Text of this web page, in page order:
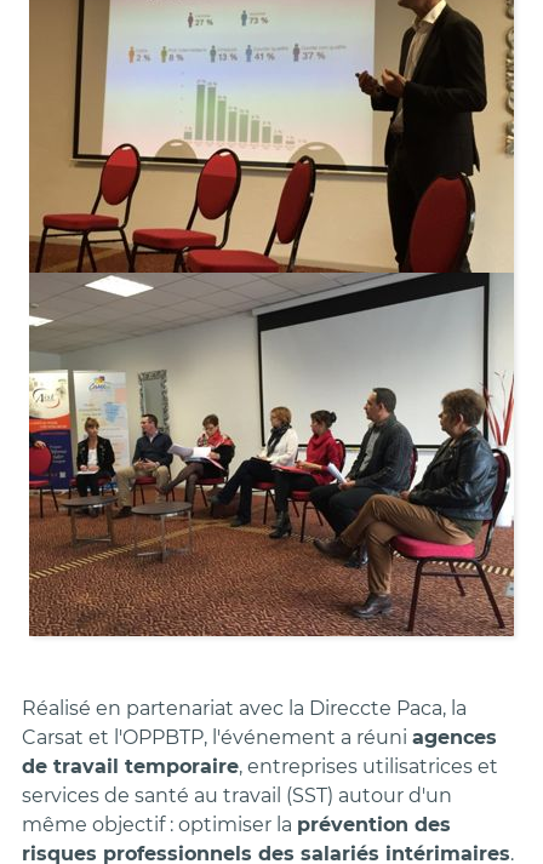
Réalisé en partenariat avec la Direccte Paca, la
Carsat et l'OPPBTP, l'événement a réuni agences
de travail temporaire, entreprises utilisatrices et
services de santé au travail (SST) autour d'un
même objectif : optimiser la prévention des
risques professionnels des salariés intérimaires.